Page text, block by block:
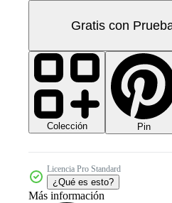
Gratis con
Colección Pin
Licencia Pro Standard
¿Qué es esto?
Más información